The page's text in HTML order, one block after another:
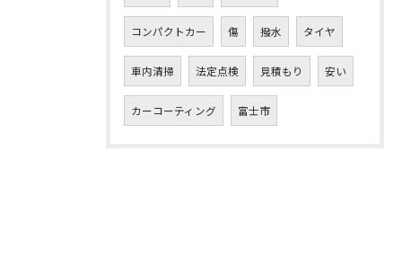
コンパクトカー 傷 撥水 タイヤ
車内清掃 法定点検 見積もり 安い
カーコーティング 富士市